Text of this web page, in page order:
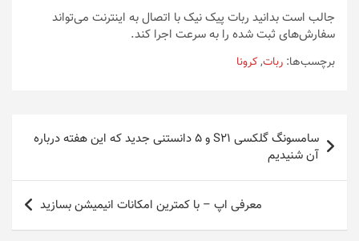
جالب است بدانید ربات پیک نیک با اتصال به اینترنت می‌تواند
سفارش‌های ثبت شده را به سرعت اجرا کند.
برچسب‌ها: ربات‌,کرونا
راهبری
نوشته
سامسونگ گلکسی S21 و ۵ دانستنی جدید که این هفته درباره
آن شنیدیم
معرفی اپ – با کمترین امکانات انیمیشن بسازید